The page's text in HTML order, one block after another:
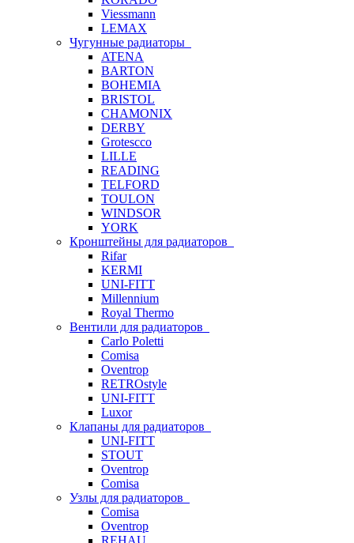
Viessmann
LEMAX
Чугунные радиаторы
ATENA
BARTON
BOHEMIA
BRISTOL
CHAMONIX
DERBY
Grotescco
LILLE
READING
TELFORD
TOULON
WINDSOR
YORK
Кронштейны для радиаторов
Rifar
KERMI
UNI-FITT
Millennium
Royal Thermo
Вентили для радиаторов
Carlo Poletti
Comisa
Oventrop
RETROstyle
UNI-FITT
Luxor
Клапаны для радиаторов
UNI-FITT
STOUT
Oventrop
Comisa
Узлы для радиаторов
Comisa
Oventrop
REHAU